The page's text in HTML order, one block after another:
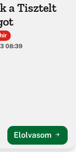
a Tisztelt
08:39
Elolvasom